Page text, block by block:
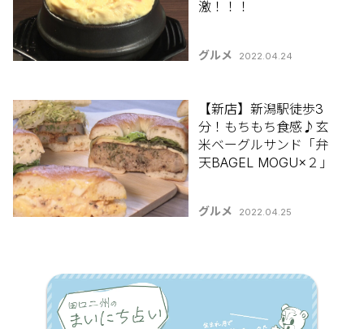
激！！！
グルメ 2022.04.24
【新店】新潟駅徒歩3
分！もちもち食感♪玄
米ベーグルサンド「弁
天BAGEL MOGU×２」
グルメ 2022.04.25